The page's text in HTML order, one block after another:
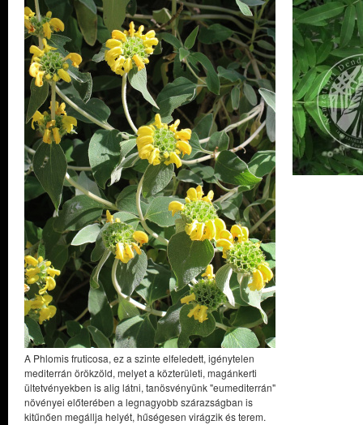
A Phlomis fruticosa, ez a szinte elfeledett, igénytelen
mediterrán örökzöld, melyet a közterületi, magánkerti
ültetvényekben is alig látni, tanösvényünk "eumediterrán"
növényei előterében a legnagyobb szárazságban is
kitűnően megállja helyét, hűségesen virágzik és terem.